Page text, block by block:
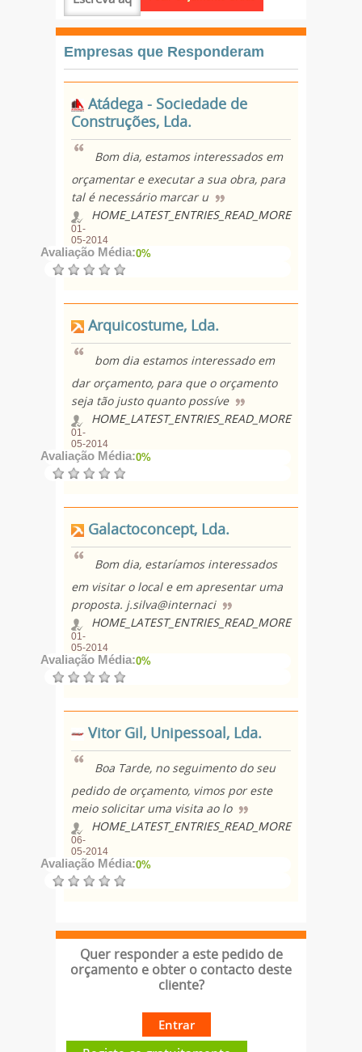
Empresas que Responderam
Atádega - Sociedade de
Construções, Lda.
Bom dia, estamos interessados em
orçamentar e executar a sua obra, para
tal é necessário marcar u
HOME_LATEST_ENTRIES_READ_MORE
01-
05-2014
Avaliação Média:0%
Arquicostume, Lda.
bom dia estamos interessado em
dar orçamento, para que o orçamento
seja tão justo quanto possíve
HOME_LATEST_ENTRIES_READ_MORE
01-
05-2014
Avaliação Média:0%
Galactoconcept, Lda.
Bom dia, estaríamos interessados
em visitar o local e em apresentar uma
proposta. j.silva@internaci
HOME_LATEST_ENTRIES_READ_MORE
01-
05-2014
Avaliação Média:0%
Vitor Gil, Unipessoal, Lda.
Boa Tarde, no seguimento do seu
pedido de orçamento, vimos por este
meio solicitar uma visita ao lo
HOME_LATEST_ENTRIES_READ_MORE
06-
05-2014
Avaliação Média:0%
Quer responder a este pedido de
orçamento e obter o contacto deste
cliente?
Entrar